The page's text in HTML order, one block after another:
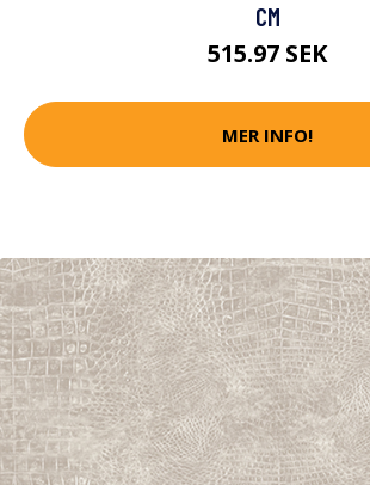
CM
515.97 SEK
MER INFO!